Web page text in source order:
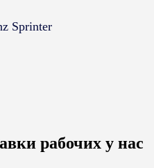
Sprinter
рабочих у нас